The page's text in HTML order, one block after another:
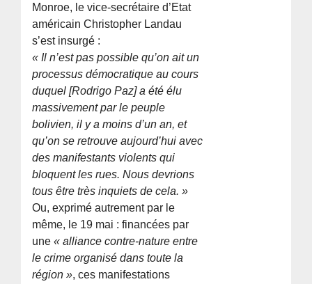
Monroe, le vice-secrétaire d’Etat
américain Christopher Landau
s’est insurgé :
« Il n’est pas possible qu’on ait un
processus démocratique au cours
duquel [Rodrigo Paz] a été élu
massivement par le peuple
bolivien, il y a moins d’un an, et
qu’on se retrouve aujourd’hui avec
des manifestants violents qui
bloquent les rues. Nous devrions
tous être très inquiets de cela. »
Ou, exprimé autrement par le
même, le 19 mai : financées par
une« alliance contre-nature entre
le crime organisé dans toute la
région », ces manifestations